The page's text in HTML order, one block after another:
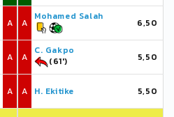
A
A
A
A
Mohamed Salah
6,50
A
C. Gakpo
(61')
5,50
A H. Ekitike 5,50